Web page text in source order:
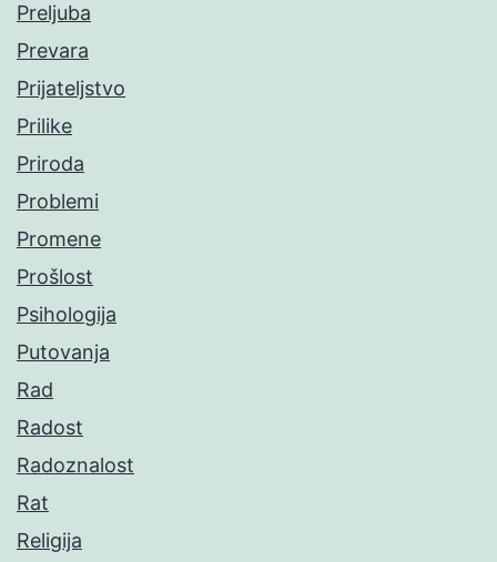
Preljuba
Prevara
Prijateljstvo
Prilike
Priroda
Problemi
Promene
Prošlost
Psihologija
Putovanja
Rad
Radost
Radoznalost
Rat
Religija